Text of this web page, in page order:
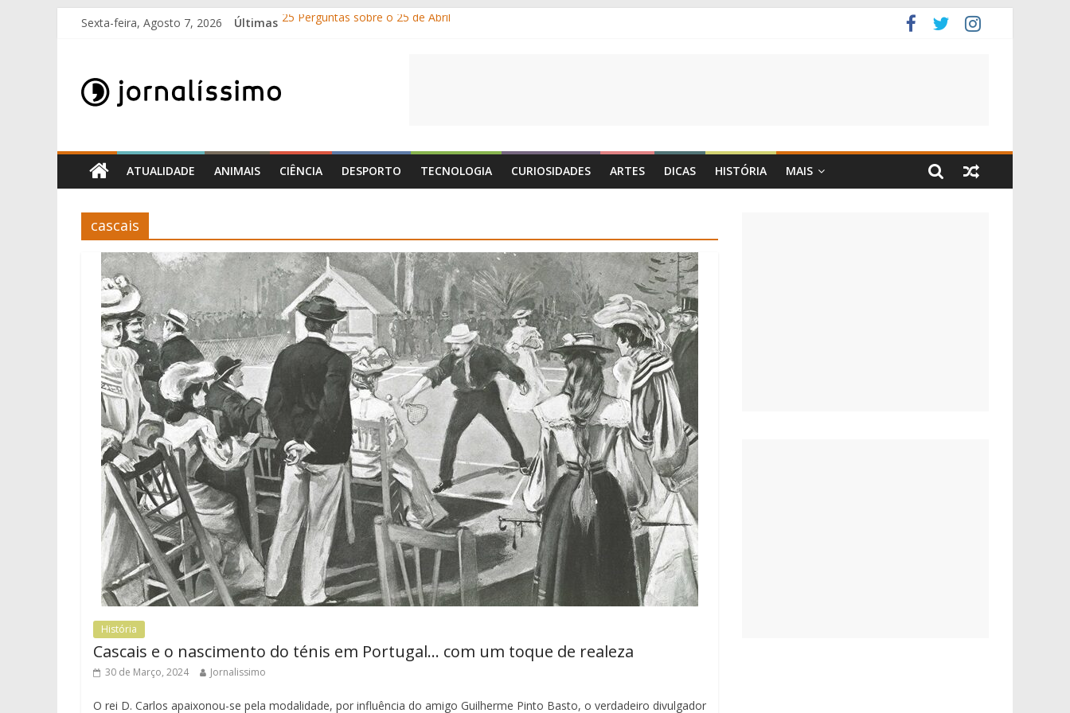
Sexta-feira, Agosto 7, 2026 Últimas 25 Perguntas sobre o 25 de Abril
Jornalissimo
Jornalissimo
ATUALIDADE ANIMAIS CIÊNCIA DESPORTO TECNOLOGIA CURIOSIDADES ARTES DICAS HISTÓRIA MAIS
cascais
História
Cascais e o nascimento do ténis em Portugal… com um toque de realeza
30 de Março, 2024 Jornalissimo
O rei D. Carlos apaixonou-se pela modalidade, por influência do amigo Guilherme Pinto Basto, o verdadeiro divulgador